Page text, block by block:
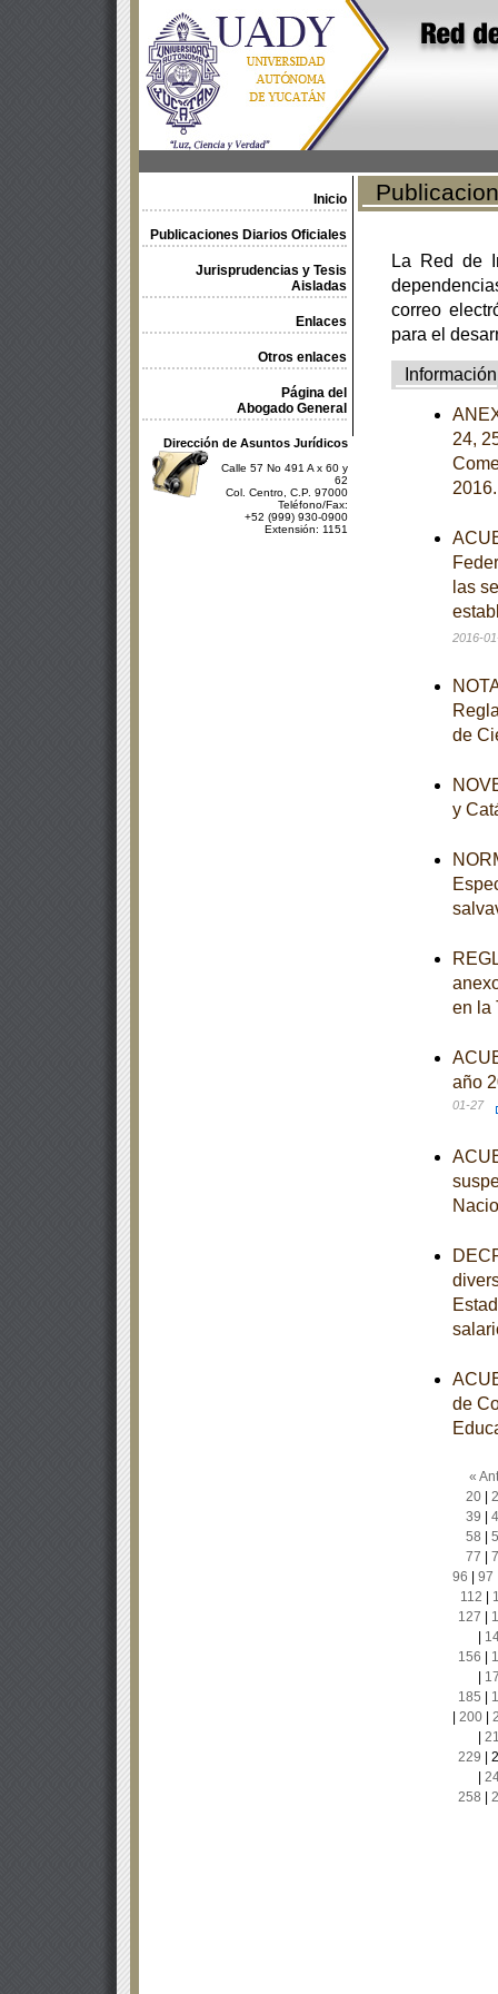
Inicio
Publicaciones Diarios Oficiales
Jurisprudencias y Tesis
Aisladas
Enlaces
Otros enlaces
Página del
Abogado General
Dirección de Asuntos Jurídicos
Calle 57 No 491 A x 60 y
62
Col. Centro, C.P. 97000
Teléfono/Fax:
+52 (999) 930-0900
Extensión: 1151
La Red de
correo
para el
Información
24,
las
2016-
de
y
en la
año
01-27
de
«
20|
39
58
77
96
97
112
127
156
185
200|
229
258